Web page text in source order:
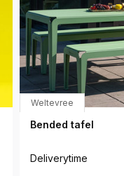
Weltevree
Bended tafel
Deliverytime